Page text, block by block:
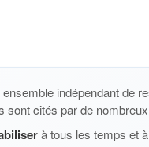
ensemble indépendant de
cités par de
à tous les temps et